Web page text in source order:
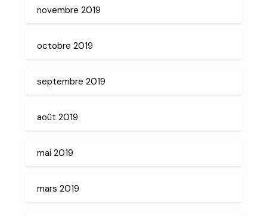
novembre 2019
octobre 2019
septembre 2019
août 2019
mai 2019
mars 2019